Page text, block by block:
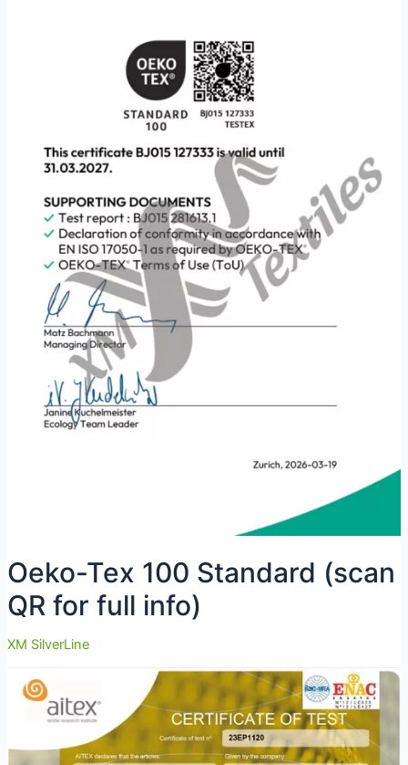
Oeko-Tex 100 Standard (scan
QR for full info)
XM SilverLine